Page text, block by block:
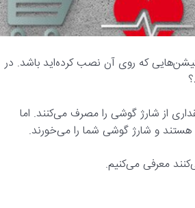
که روی آن نصب کرده‌اید باشد. در
از شارژ گوشی را مصرف می‌کنند. اما
هستند و شارژ گوشی شما را می‌خورند.
معرفی می‌کنیم.